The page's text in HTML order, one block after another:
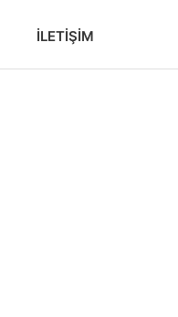
İLETIŞIM